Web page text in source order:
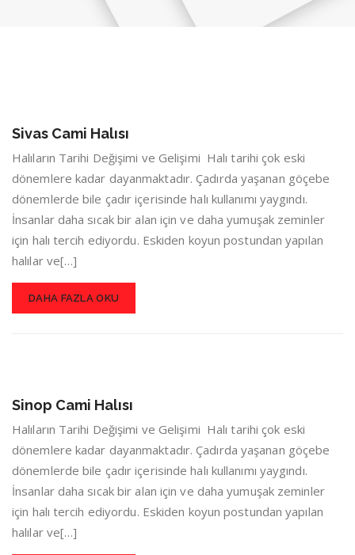
Sivas Cami Halısı
Halıların Tarihi Değişimi ve Gelişimi Halı tarihi çok eski
dönemlere kadar dayanmaktadır. Çadırda yaşanan göçebe
dönemlerde bile çadır içerisinde halı kullanımı yaygındı.
İnsanlar daha sıcak bir alan için ve daha yumuşak zeminler
için halı tercih ediyordu. Eskiden koyun postundan yapılan
halılar ve[…]
DAHA FAZLA OKU
Sinop Cami Halısı
Halıların Tarihi Değişimi ve Gelişimi Halı tarihi çok eski
dönemlere kadar dayanmaktadır. Çadırda yaşanan göçebe
dönemlerde bile çadır içerisinde halı kullanımı yaygındı.
İnsanlar daha sıcak bir alan için ve daha yumuşak zeminler
için halı tercih ediyordu. Eskiden koyun postundan yapılan
halılar ve[…]